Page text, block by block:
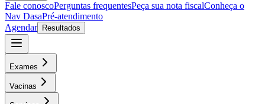
Fale conoscoPerguntas frequentesPeça sua nota fiscalConheça o
Nav DasaPré-atendimento
Agendar
Resultados
Exames
Vacinas